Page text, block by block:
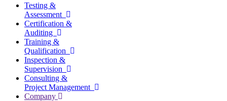
Testing &
Assessment
Certification &
Auditing
Training &
Qualification
Inspection &
Supervision
Consulting &
Project Management
Company